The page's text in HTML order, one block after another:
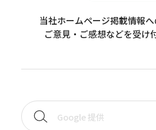
当社ホームページ掲載情報
ご意見・ご感想などを受け